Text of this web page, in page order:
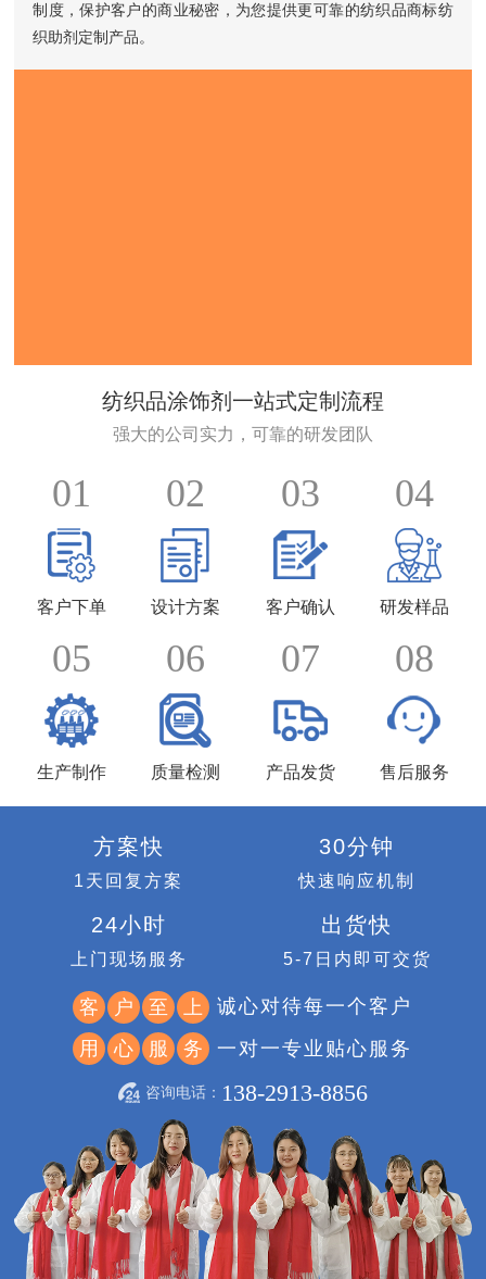
制度，保护客户的商业秘密，为您提供更可靠的纺织品商标纺
织助剂定制产品。
纺织品涂饰剂一站式定制流程
强大的公司实力，可靠的研发团队
01
客户下单
02
设计方案
03
客户确认
04
研发样品
05
生产制作
06
质量检测
07
产品发货
08
售后服务
方案快
1天回复方案
30分钟
快速响应机制
24小时
上门现场服务
出货快
5-7日内即可交货
客 户 至 上
诚心对待每一个客户
用
心 服 务 一对一专业贴心服务
咨询电话： 138-2913-8856